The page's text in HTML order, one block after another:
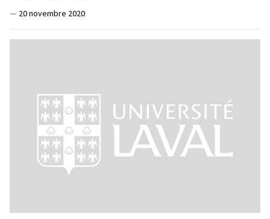
— 20 novembre 2020